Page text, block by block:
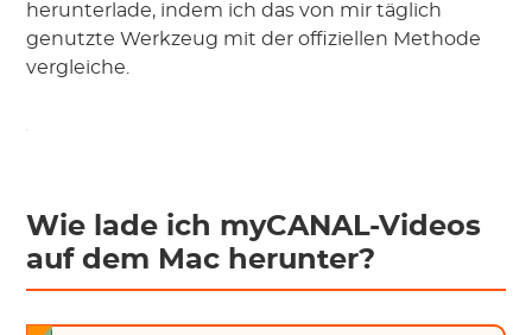
herunterlade, indem ich das von mir täglich
genutzte Werkzeug mit der offiziellen Methode
vergleiche.
Wie lade ich myCANAL-Videos
auf dem Mac herunter?